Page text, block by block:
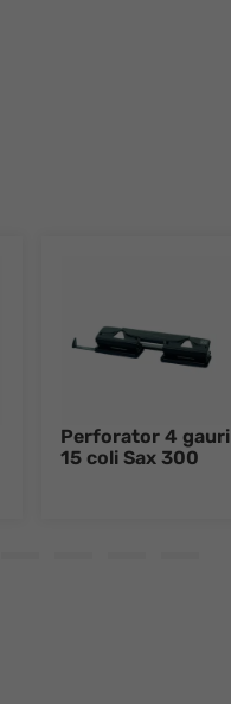
Perforator 4 gauri
15 coli Sax 300